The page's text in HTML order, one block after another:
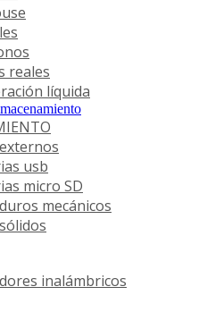
reales
líquida
usb
micro SD
mecánicos
inalámbricos